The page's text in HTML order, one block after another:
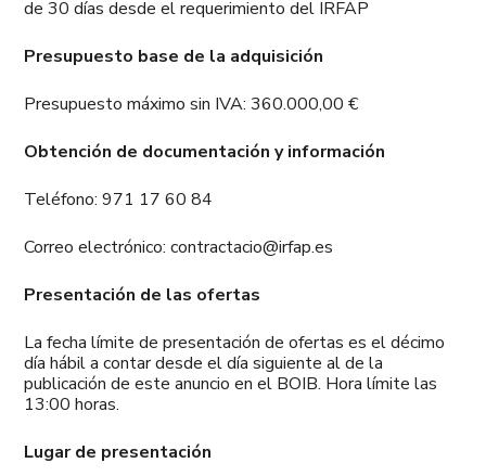
de 30 días desde el requerimiento del IRFAP
Presupuesto base de la adquisición
Presupuesto máximo sin IVA: 360.000,00 €
Obtención de documentación y información
Teléfono: 971 17 60 84
Correo electrónico: contractacio@irfap.es
Presentación de las ofertas
La fecha límite de presentación de ofertas es el décimo
día hábil a contar desde el día siguiente al de la
publicación de este anuncio en el BOIB. Hora límite las
13:00 horas.
Lugar de presentación